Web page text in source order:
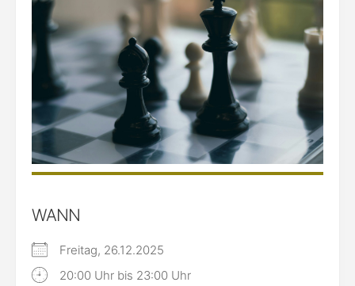
WANN
Freitag, 26.12.2025
20:00 Uhr bis 23:00 Uhr